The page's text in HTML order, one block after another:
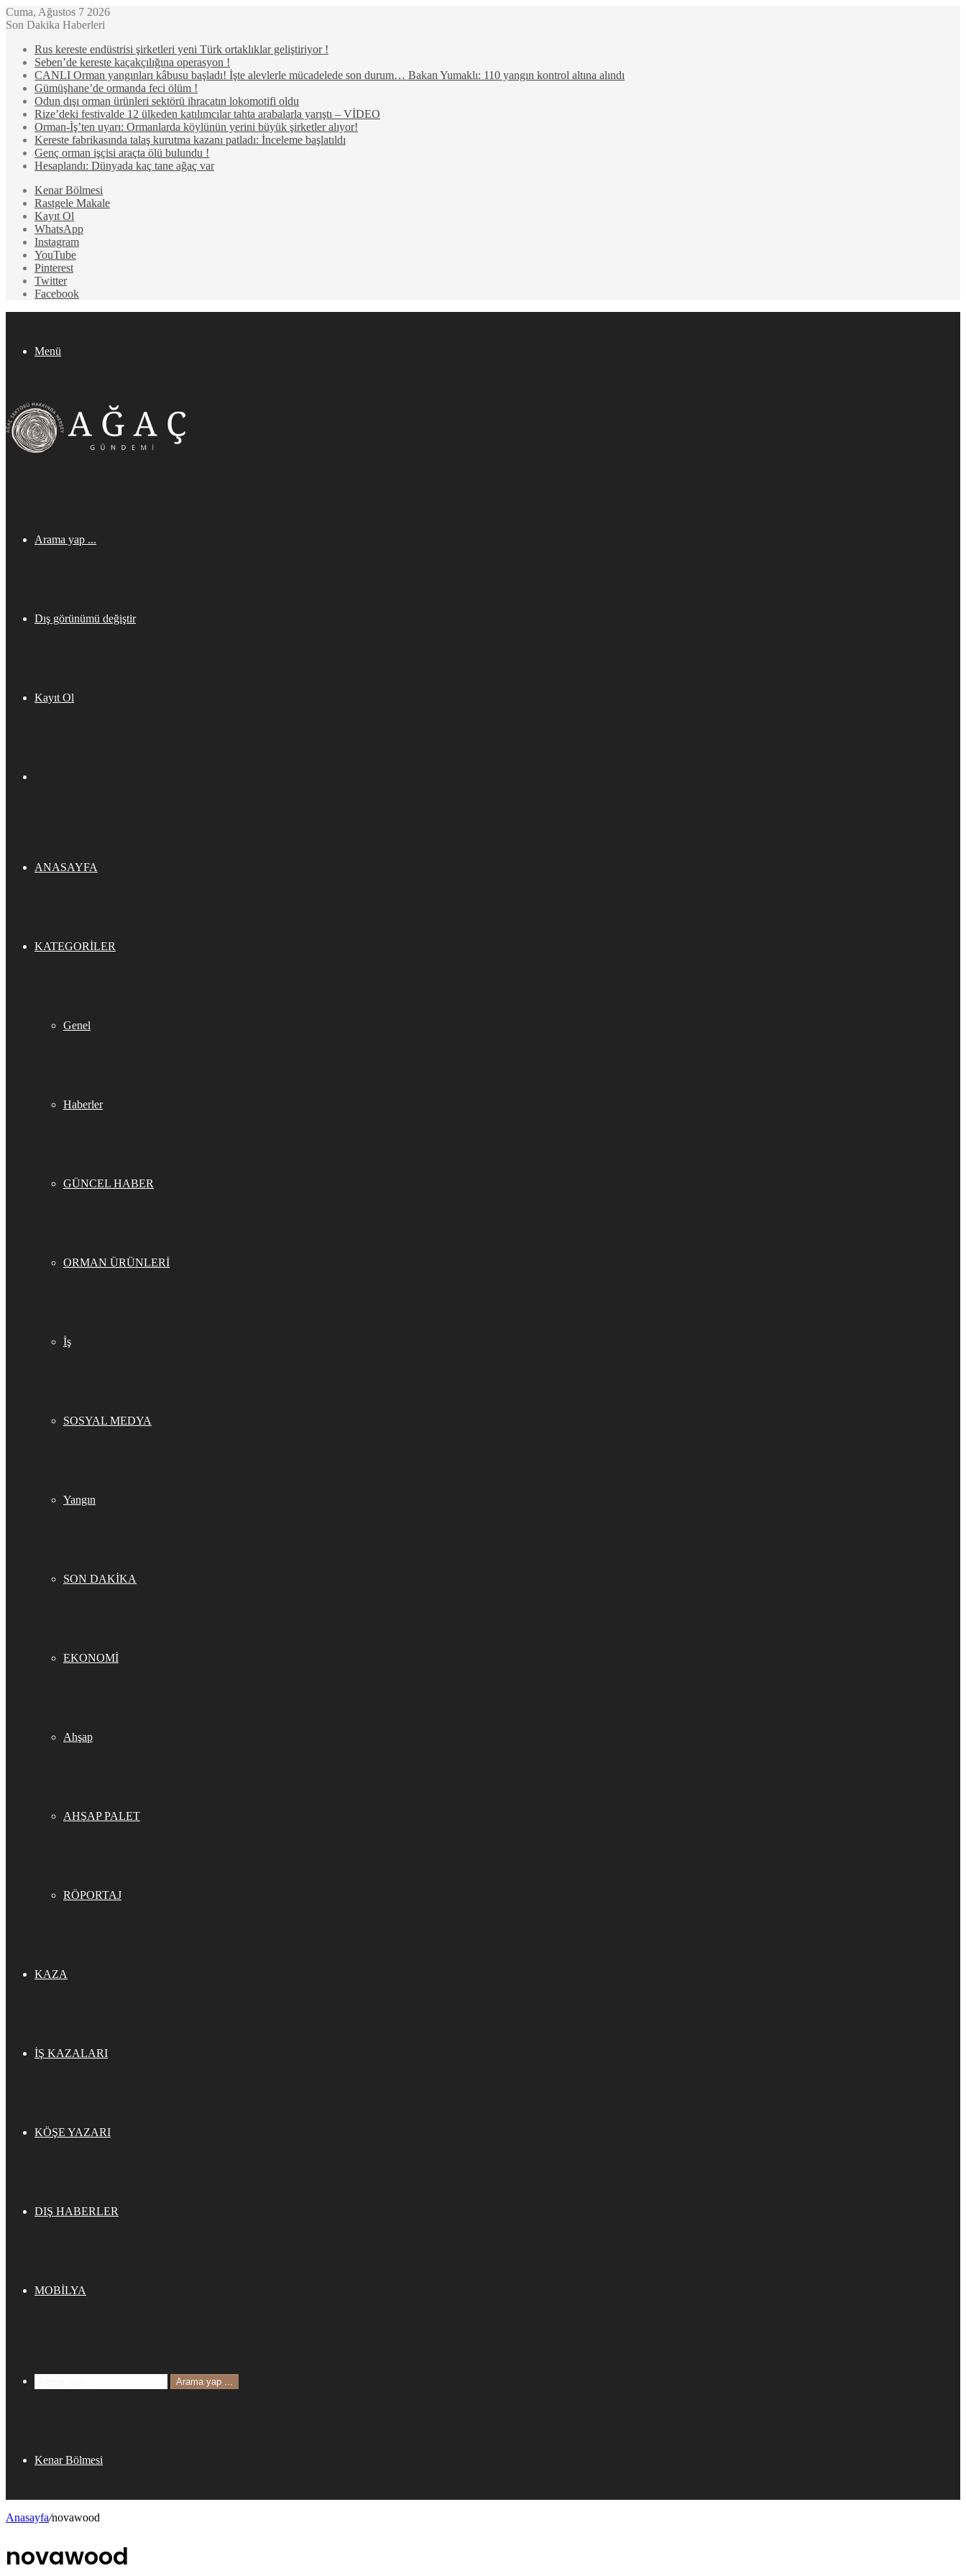
Cuma, Ağustos 7 2026
Son Dakika Haberleri
Rus kereste endüstrisi şirketleri yeni Türk ortaklıklar geliştiriyor !
Seben’de kereste kaçakçılığına operasyon !
CANLI Orman yangınları kâbusu başladı! İşte alevlerle mücadelede son durum… Bakan Yumaklı: 110 yangın kontrol altına alındı
Gümüşhane’de ormanda feci ölüm !
Odun dışı orman ürünleri sektörü ihracatın lokomotifi oldu
Rize’deki festivalde 12 ülkeden katılımcılar tahta arabalarla yarıştı – VİDEO
Orman-İş’ten uyarı: Ormanlarda köylünün yerini büyük şirketler alıyor!
Kereste fabrikasında talaş kurutma kazanı patladı: İnceleme başlatıldı
Genç orman işçisi araçta ölü bulundu !
Hesaplandı: Dünyada kaç tane ağaç var
Kenar Bölmesi
Rastgele Makale
Kayıt Ol
WhatsApp
Instagram
YouTube
Pinterest
Twitter
Facebook
Menü
Arama yap ...
Dış görünümü değiştir
Kayıt Ol
ANASAYFA
KATEGORILER
Genel
Haberler
GÜNCEL HABER
ORMAN ÜRÜNLERİ
İş
SOSYAL MEDYA
Yangın
SON DAKİKA
EKONOMİ
Ahşap
AHŞAP PALET
RÖPORTAJ
KAZA
İŞ KAZALARI
KÖŞE YAZARI
DIŞ HABERLER
MOBİLYA
Arama yap ...
Kenar Bölmesi
Anasayfa/novawood
novawood